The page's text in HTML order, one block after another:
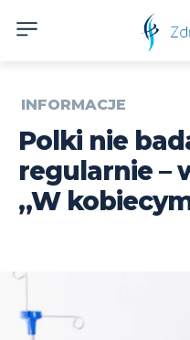
INFORMACJE
Polki nie
regularnie –
„W